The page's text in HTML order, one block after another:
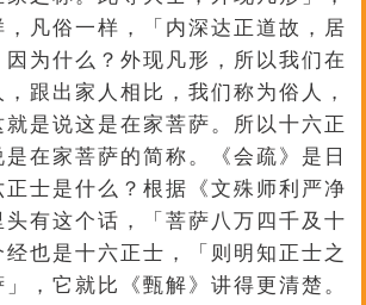
凡俗一样，「内深达正道故，居
为什么？外现凡形，所以我们在
跟出家人相比，我们称为俗人，
是说这是在家菩萨。所以十六正
在家菩萨的简称。《会疏》是日
士是什么？根据《文殊师利严净
有这个话，「菩萨八万四千及十
也是十六正士，「则明知正士之
，它就比《甄解》讲得更清楚。